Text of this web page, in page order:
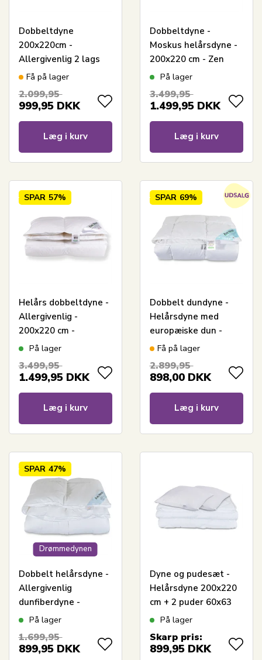
Dobbeltdyne
200x220cm -
Allergivenlig 2 lags
termodyne - Fugt
micro fibre
Få på lager
2.099,95
999,95 DKK
Læg i kurv
Dobbeltdyne -
Moskus helårsdyne -
200x220 cm - Zen
Sleep dobbelt dyne
På lager
3.499,95
1.499,95 DKK
Læg i kurv
SPAR 57%
Helårs dobbeltdyne -
Allergivenlig -
200x220 cm -
Europæiske
Sleep dyne
På lager
3.499,95
1.499,95 DKK
Læg i kurv
SPAR 69%
Dobbelt dundyne -
Helårsdyne med
europæiske dun -
200x220 cm - Zen
dyne
Få på lager
2.899,95
898,00 DKK
Læg i kurv
Drømmedynen
SPAR 47%
Dobbelt helårsdyne -
Allergivenlig
dunfiberdyne -
200x220 cm -
Sleep
På lager
1.699,95
899,95 DKK
Dyne og pudesæt -
Helårsdyne 200x220
cm + 2 puder 60x63
cm - Fiberdyne - Zen
dyne og pude
På lager
Skarp pris:
899,95 DKK